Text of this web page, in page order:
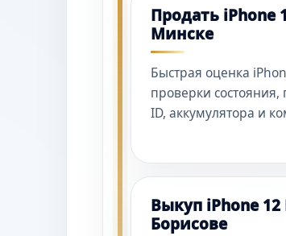
Продать iPhone
Минске
Быстрая оценка
проверки состояния,
ID, аккумулятора и
Выкуп iPhone 12
Борисове